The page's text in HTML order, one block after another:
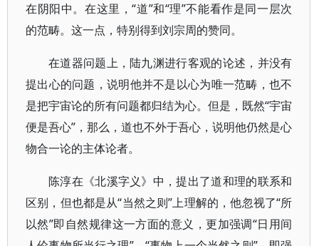
在阴阳中。在这里，“道”和“理”不能看作是同一层次
的范畴。这一点，特别得到刘宗周的赞同。
在道器问题上，陆九渊进行客观的论述，并没有
提出心的问题，说明他并不是以心为唯一范畴，也不
是把宇宙论的所有问题都归结为心。但是，既然“宇宙
便是吾心”，那么，道也不外于吾心，说明他仍然是心
物合一论的主体论者。
陈淳在《北溪字义》中，提出了道和理的联系和
区别，但也都是从“当然之则”上理解的，他忽视了“所
以然”即自然规律这一方面的意义，更加强调“日用间